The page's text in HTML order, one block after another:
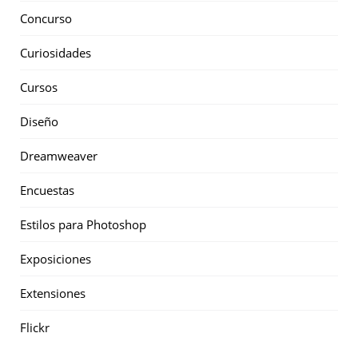
Concurso
Curiosidades
Cursos
Diseño
Dreamweaver
Encuestas
Estilos para Photoshop
Exposiciones
Extensiones
Flickr